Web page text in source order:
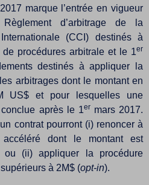
marque l’entrée en vigueur
d’arbitrage de la
(CCI) destinés à
procédures arbitrale et le 1er
destinés à appliquer la
arbitrages dont le montant en
US$ et pour lesquelles une
après le 1er mars 2017.
contrat pourront (i) renoncer à
accéléré dont le montant est
ou (ii) appliquer la procédure
à 2M$ (opt-in).